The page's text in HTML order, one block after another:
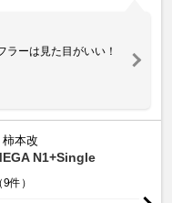
ラーは見た目がいい！
本改
N1+Single
（9件）